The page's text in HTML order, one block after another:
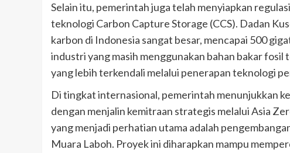
Selain itu, pemerintah juga telah menyiapkan
teknologi Carbon Capture Storage (CCS). Dadan
karbon di Indonesia sangat besar, mencapai 500
industri yang masih menggunakan bahan bakar
yang lebih terkendali melalui penerapan teknologi
Di tingkat internasional, pemerintah menunjukkan
dengan menjalin kemitraan strategis melalui Asia
yang menjadi perhatian utama adalah
Muara Laboh. Proyek ini diharapkan mampu